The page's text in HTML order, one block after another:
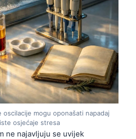
oscilacije mogu oponašati napadaj
osjećaje stresa
ne najavljuju se uvijek